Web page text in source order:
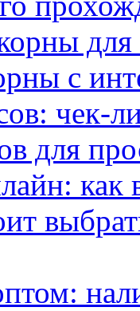
для
с
чек-
для
как